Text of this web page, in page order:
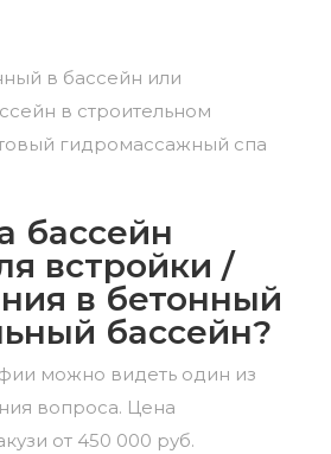
в бассейн или
в строительном
гидромассажный спа
бассейн
встройки /
в бетонный
бассейн?
можно видеть один из
вопроса. Цена
от 450 000 руб.